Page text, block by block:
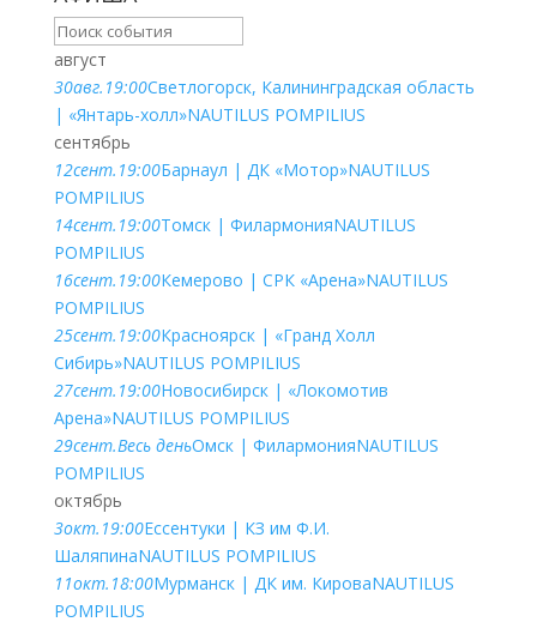
август
30авг. 19:00Светлогорск, Калининградская область
| «Янтарь-холл»NAUTILUS POMPILIUS
сентябрь
12сент. 19:00Барнаул | ДК «Мотор»NAUTILUS
POMPILIUS
14сент. 19:00Томск | ФилармонияNAUTILUS
POMPILIUS
16сент. 19:00Кемерово | СРК «Арена»NAUTILUS
POMPILIUS
25сент. 19:00Красноярск | «Гранд Холл
Сибирь»NAUTILUS POMPILIUS
27сент. 19:00Новосибирск | «Локомотив
Арена»NAUTILUS POMPILIUS
29сент.Весь деньОмск | ФилармонияNAUTILUS
POMPILIUS
октябрь
3окт. 19:00Ессентуки | КЗ им Ф.И.
ШаляпинаNAUTILUS POMPILIUS
11окт. 18:00Мурманск | ДК им. КироваNAUTILUS
POMPILIUS